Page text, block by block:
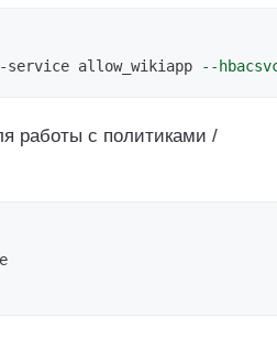
service allow_wikiapp --
работы с политиками /